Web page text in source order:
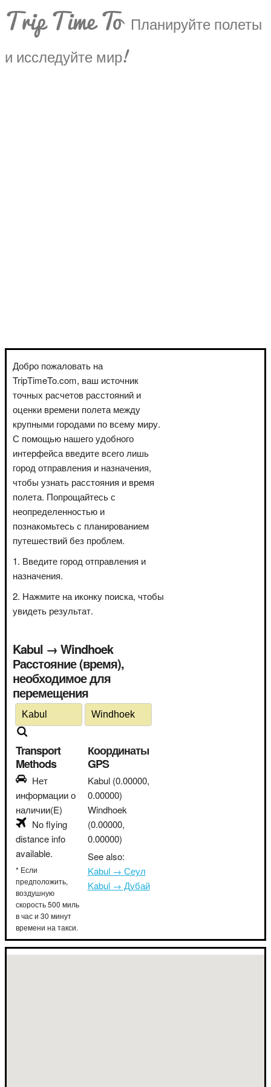
Trip Time To Планируйте полеты
и исследуйте мир!
Добро пожаловать на
TripTimeTo.com, ваш источник
точных расчетов расстояний и
оценки времени полета между
крупными городами по всему миру.
С помощью нашего удобного
интерфейса введите всего лишь
город отправления и назначения,
чтобы узнать расстояния и время
полета. Попрощайтесь с
неопределенностью и
познакомьтесь с планированием
путешествий без проблем.
Введите город отправления и
назначения.
Нажмите на иконку поиска, чтобы
увидеть результат.
Kabul → Windhoek
Расстояние (время),
необходимое для
перемещения
Transport
Methods
Нет
информации о
наличии(E)
No flying
distance info
available.
* Если
предположить,
воздушную
скорость 500 миль
в час и 30 минут
времени на такси.
Координаты
GPS
Kabul (0.00000,
0.00000)
Windhoek
(0.00000,
0.00000)
See also:
Kabul → Сеул
Kabul → Дубай